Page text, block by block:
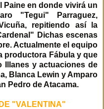
Paine en donde vivirá un
"Tegui" Parraguez,
repitiendo así la
Dichas escenas
Actualmente el equipo
productora Fábula y que
Illanes y actuaciones de
Blanca Lewin y Amparo
Pedro de Atacama.
"VALENTINA"